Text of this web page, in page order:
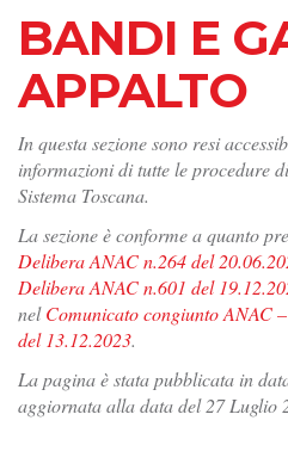
BANDI E
APPALTO
In questa sezione sono resi
informazioni di tutte le procedure
Sistema Toscana.
La sezione è conforme a quanto
Delibera ANAC n.264 del
Delibera ANAC n.601 del
nelComunicato congiunto ANAC
del 13.12.2023.
La pagina è stata pubblicata in
aggiornata alla data del 27 Luglio